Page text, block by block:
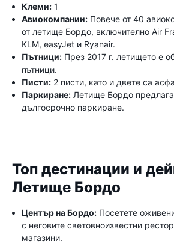
Клеми: 1
Авиокомпании: Повече от 40
от летище Бордо, включително Air
KLM, easyJet и Ryanair.
Пътници: През 2017 г. летището е
пътници.
Писти: 2 писти, като и двете са
Паркиране: Летище Бордо
дългосрочно паркиране.
Топ дестинации и
Летище Бордо
Център на Бордо: Посетете
с неговите световноизвестни
магазини.